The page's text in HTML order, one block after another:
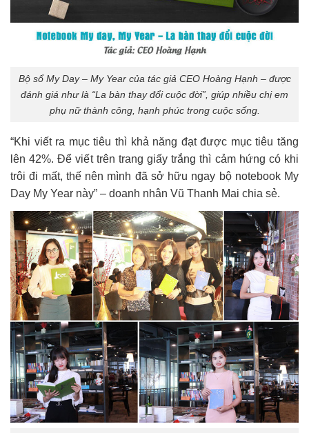
Bộ sổ My Day – My Year của tác giả CEO Hoàng Hạnh – được
đánh giá như là “La bàn thay đổi cuộc đời”, giúp nhiều chị em
phụ nữ thành công, hạnh phúc trong cuộc sống.
“Khi viết ra mục tiêu thì khả năng đạt được mục tiêu tăng
lên 42%. Để viết trên trang giấy trắng thì cảm hứng có khi
trôi đi mất, thế nên mình đã sở hữu ngay bộ notebook My
Day My Year này” – doanh nhân Vũ Thanh Mai chia sẻ.